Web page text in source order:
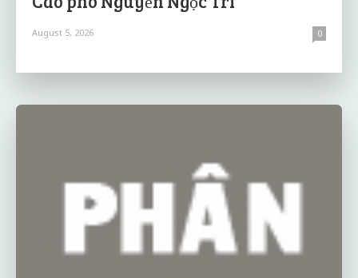
August 5, 2026 0